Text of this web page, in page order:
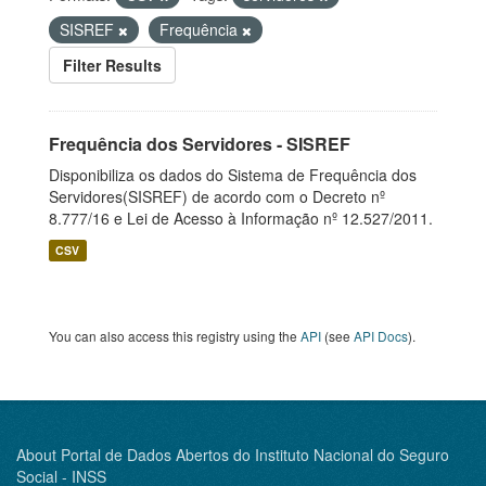
SISREF
Frequência
Filter Results
Frequência dos Servidores - SISREF
Disponibiliza os dados do Sistema de Frequência dos
Servidores(SISREF) de acordo com o Decreto nº
8.777/16 e Lei de Acesso à Informação nº 12.527/2011.
CSV
You can also access this registry using the API (see API Docs).
About Portal de Dados Abertos do Instituto Nacional do Seguro
Social - INSS